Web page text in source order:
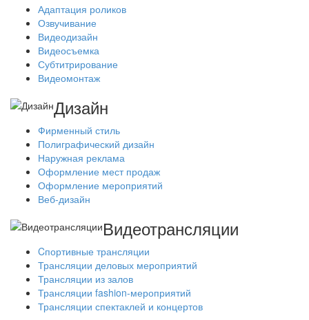
Адаптация роликов
Озвучивание
Видеодизайн
Видеосъемка
Субтитрирование
Видеомонтаж
Дизайн
Фирменный стиль
Полиграфический дизайн
Наружная реклама
Оформление мест продаж
Оформление мероприятий
Веб-дизайн
Видеотрансляции
Cпортивные трансляции
Трансляции деловых мероприятий
Трансляции из залов
Трансляции fashion-мероприятий
Трансляции спектаклей и концертов